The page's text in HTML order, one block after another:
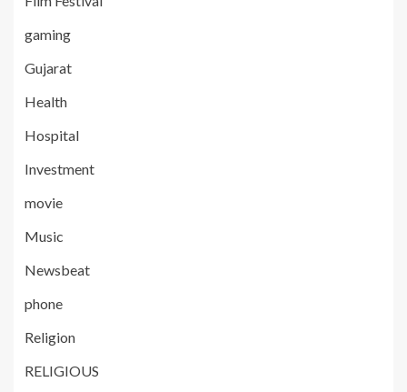
gaming
Gujarat
Health
Hospital
Investment
movie
Music
Newsbeat
phone
Religion
RELIGIOUS